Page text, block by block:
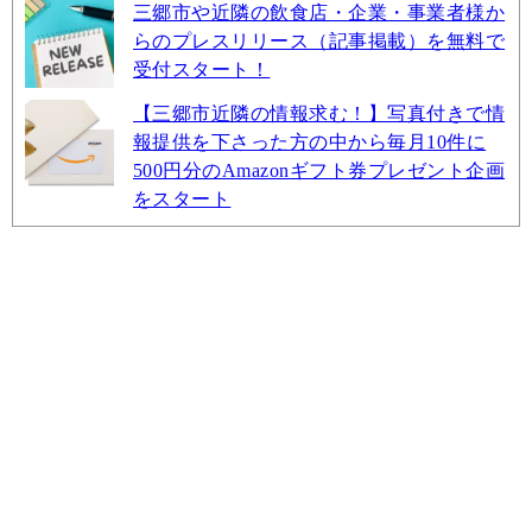
三郷市や近隣の飲食店・企業・事業者様か
らのプレスリリース（記事掲載）を無料で
受付スタート！
【三郷市近隣の情報求む！】写真付きで情
報提供を下さった方の中から毎月10件に
500円分のAmazonギフト券プレゼント企画
をスタート